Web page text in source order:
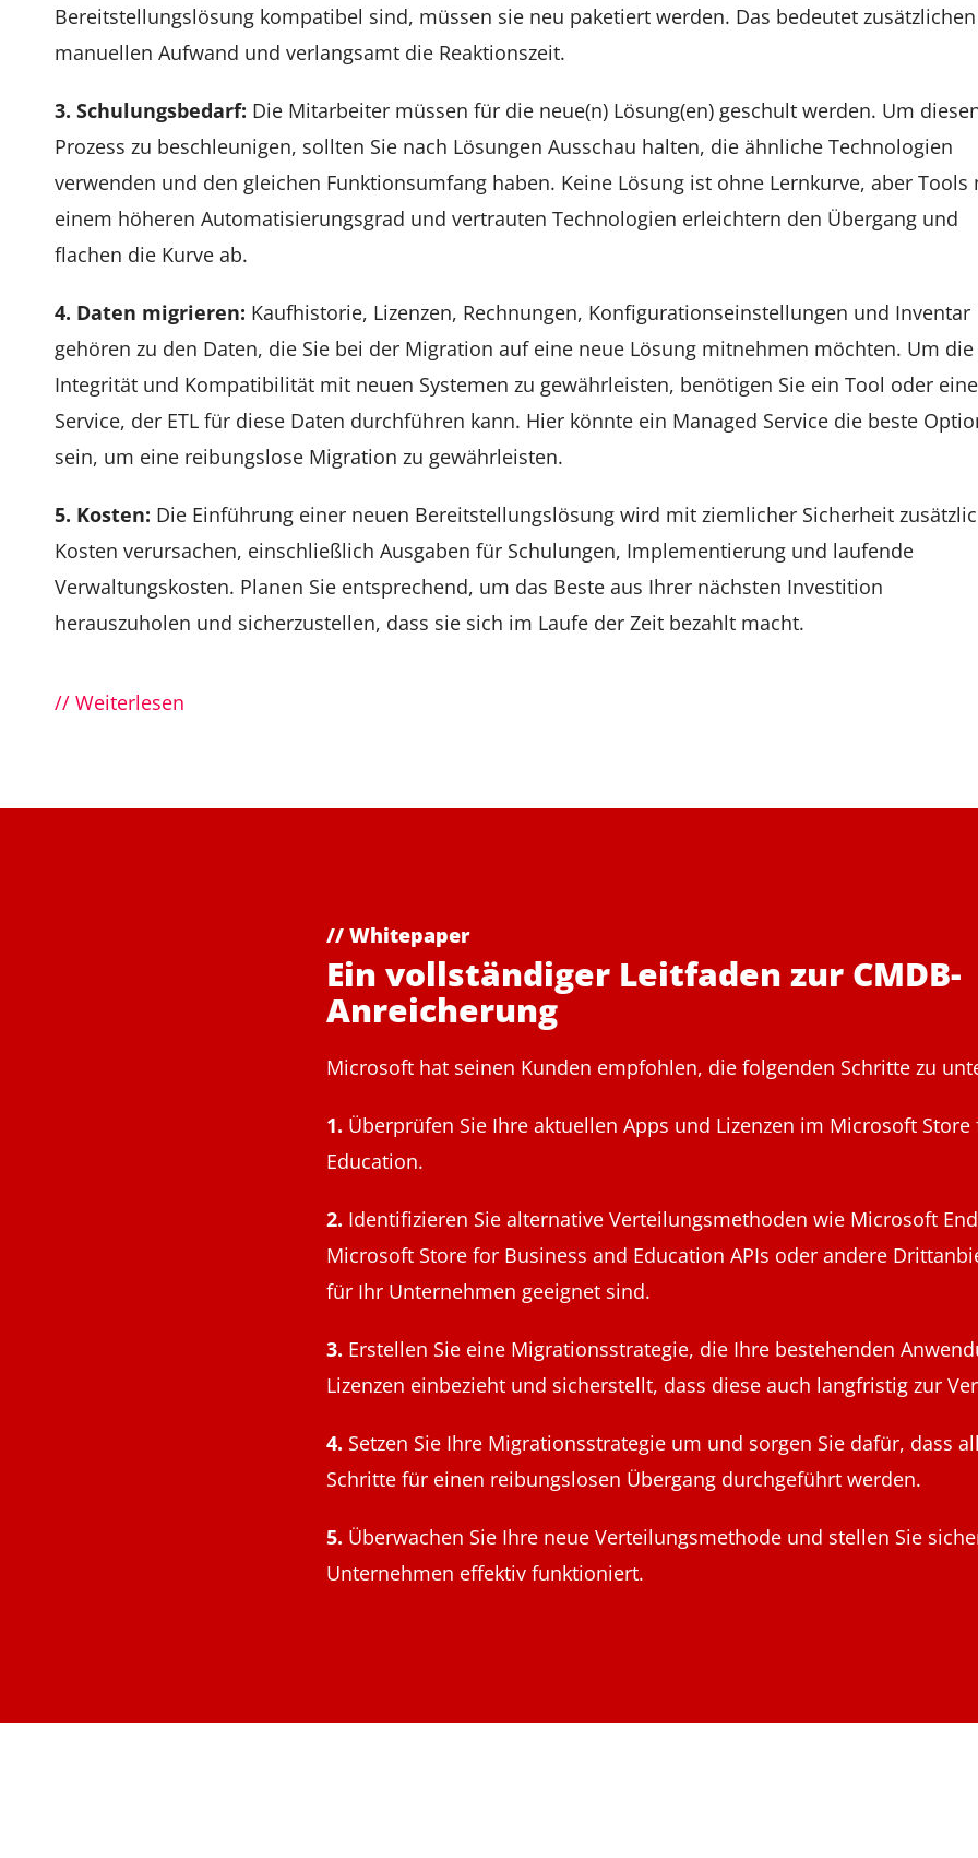
Bereitstellungslösung kompatibel sind, müssen sie neu paketiert werden. Das bedeutet zusätzlichen
manuellen Aufwand und verlangsamt die Reaktionszeit.
3. Schulungsbedarf: Die Mitarbeiter müssen für die neue(n) Lösung(en) geschult werden. Um
Prozess zu beschleunigen, sollten Sie nach Lösungen Ausschau halten, die ähnliche Technologien
verwenden und den gleichen Funktionsumfang haben. Keine Lösung ist ohne Lernkurve, aber Tools
einem höheren Automatisierungsgrad und vertrauten Technologien erleichtern den Übergang und
flachen die Kurve ab.
4. Daten migrieren: Kaufhistorie, Lizenzen, Rechnungen, Konfigurationseinstellungen und Inventar
gehören zu den Daten, die Sie bei der Migration auf eine neue Lösung mitnehmen möchten. Um die
Integrität und Kompatibilität mit neuen Systemen zu gewährleisten, benötigen Sie ein Tool oder
Service, der ETL für diese Daten durchführen kann. Hier könnte ein Managed Service die beste
sein, um eine reibungslose Migration zu gewährleisten.
5. Kosten: Die Einführung einer neuen Bereitstellungslösung wird mit ziemlicher Sicherheit
Kosten verursachen, einschließlich Ausgaben für Schulungen, Implementierung und laufende
Verwaltungskosten. Planen Sie entsprechend, um das Beste aus Ihrer nächsten Investition
herauszuholen und sicherzustellen, dass sie sich im Laufe der Zeit bezahlt macht.
// Weiterlesen
// Whitepaper
Ein vollständiger Leitfaden zur CMDB-
Anreicherung
Microsoft hat seinen Kunden empfohlen, die folgenden Schritte zu
1. Überprüfen Sie Ihre aktuellen Apps und Lizenzen im Microsoft
Education.
2. Identifizieren Sie alternative Verteilungsmethoden wie Microsoft
Microsoft Store for Business and Education APIs oder andere
für Ihr Unternehmen geeignet sind.
3. Erstellen Sie eine Migrationsstrategie, die Ihre bestehenden
Lizenzen einbezieht und sicherstellt, dass diese auch langfristig zur
4. Setzen Sie Ihre Migrationsstrategie um und sorgen Sie dafür, dass
Schritte für einen reibungslosen Übergang durchgeführt werden.
5. Überwachen Sie Ihre neue Verteilungsmethode und stellen Sie
Unternehmen effektiv funktioniert.